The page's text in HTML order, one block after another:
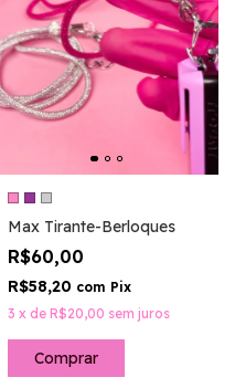
Max Tirante-Berloques
R$60,00
R$58,20 com Pix
3 x de R$20,00 sem juros
Comprar